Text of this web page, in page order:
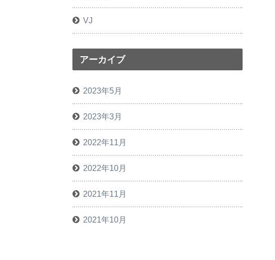
VJ
アーカイブ
2023年5月
2023年3月
2022年11月
2022年10月
2021年11月
2021年10月